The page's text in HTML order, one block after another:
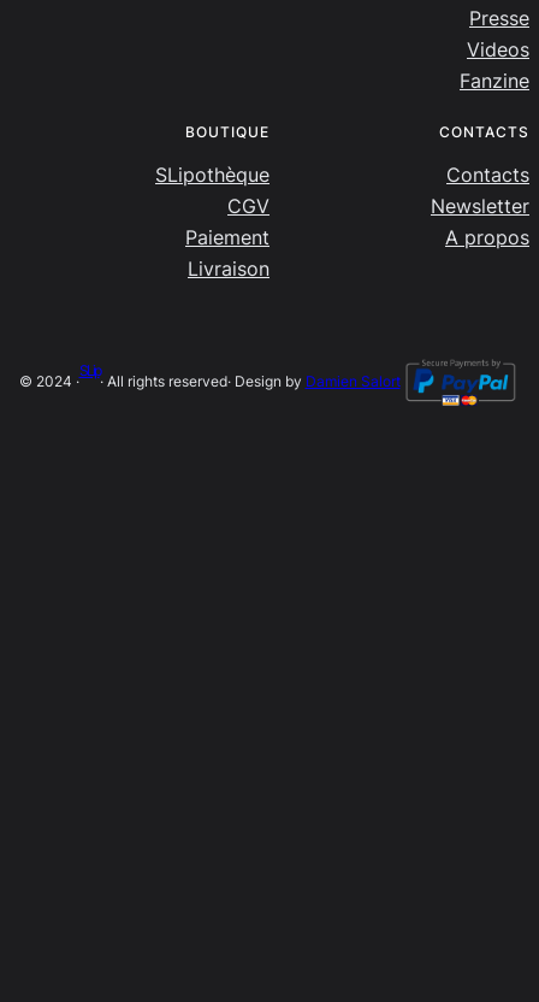
Presse
Videos
Fanzine
BOUTIQUE
SLipothèque
CGV
Paiement
Livraison
CONTACTS
Contacts
Newsletter
A propos
© 2024 ·
SLip
· All rights reserved· Design by Damien Salort